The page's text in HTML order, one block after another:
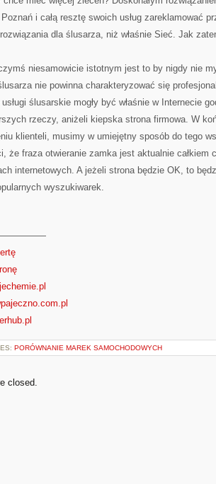
i całą resztę swoich usług zareklamować
dla ślusarza, niż właśnie Sieć. Jak
niesamowicie istotnym jest to by nigdy nie
nie powinna charakteryzować się
ślusarskie mogły być właśnie w Internecie
rzeczy, aniżeli kiepska strona firmowa. W
klienteli, musimy w umiejętny sposób do tego
że fraza otwieranie zamka jest aktualnie całkiem
internetowych. A jeżeli strona będzie OK, to
wyszukiwarek.
PORÓWNANIE MAREK SAMOCHODOWYCH
closed.